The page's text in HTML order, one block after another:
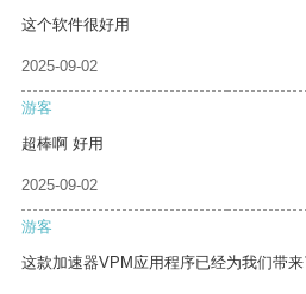
这个软件很好用
2025-09-02
游客
超棒啊 好用
2025-09-02
游客
这款加速器VPM应用程序已经为我们带来